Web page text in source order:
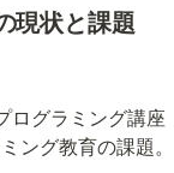
現状と課題
ログラミング講座
ング教育の課題。